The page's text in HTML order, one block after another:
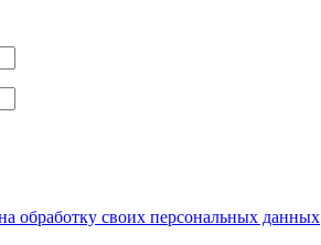
обработку своих персональных данных